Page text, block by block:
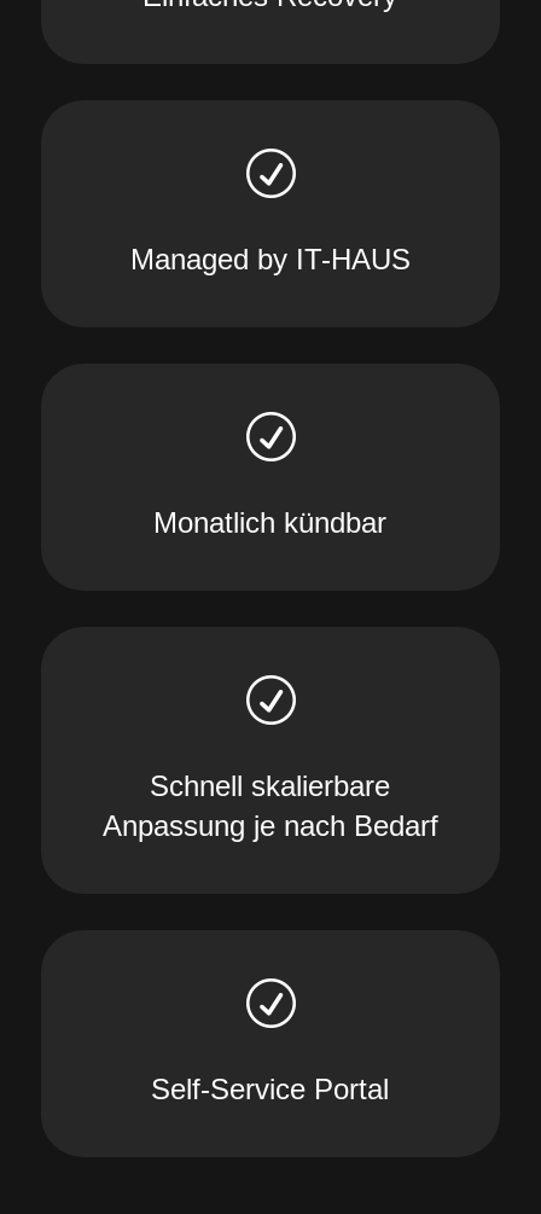
R
Managed by IT-HAUS
R
Monatlich kündbar
R
Schnell skalierbare
Anpassung je nach Bedarf
R
Self-Service Portal